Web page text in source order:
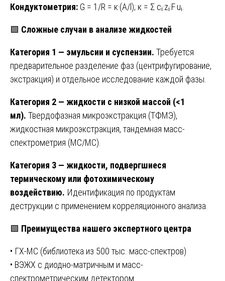
Кондуктометрия: G = 1/R = κ·(A/l); κ = Σ cᵢ·zᵢ·F·uᵢ.
🟩 Сложные случаи в анализе жидкостей
Категория 1 — эмульсии и суспензии. Требуется
предварительное разделение фаз (центрифугирование,
экстракция) и отдельное исследование каждой фазы.
Категория 2 — жидкости с низкой массой (<1
мл). Твердофазная микроэкстракция (ТФМЭ),
жидкостная микроэкстракция, тандемная масс-
спектрометрия (МС/МС).
Категория 3 — жидкости, подвергшиеся
термическому или фотохимическому
воздействию. Идентификация по продуктам
деструкции с применением корреляционного анализа.
🟩 Преимущества нашего экспертного центра
• ГХ-МС (библиотека из 500 тыс. масс-спектров)
• ВЭЖХ с диодно-матричным и масс-
спектрометрическим детектором